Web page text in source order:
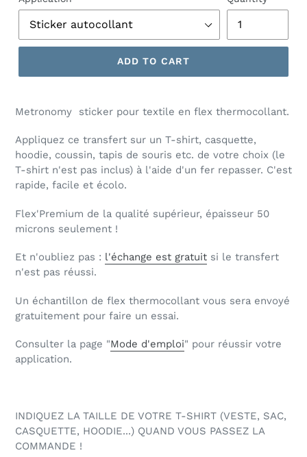
ADD TO CART
Metronomy sticker pour textile en flex thermocollant.
Appliquez ce transfert sur un T-shirt, casquette,
hoodie, coussin, tapis de souris etc. de votre choix (le
T-shirt n'est pas inclus) à l'aide d'un fer repasser. C'est
rapide, facile et écolo.
Flex'Premium de la qualité supérieur, épaisseur 50
microns seulement !
Et n'oubliez pas : l'échange est gratuit si le transfert
n'est pas réussi.
Un échantillon de flex thermocollant vous sera envoyé
gratuitement pour faire un essai.
Consulter la page "Mode d'emploi" pour réussir votre
application.
INDIQUEZ LA TAILLE DE VOTRE T-SHIRT (VESTE, SAC,
CASQUETTE, HOODIE...) QUAND VOUS PASSEZ LA
COMMANDE !